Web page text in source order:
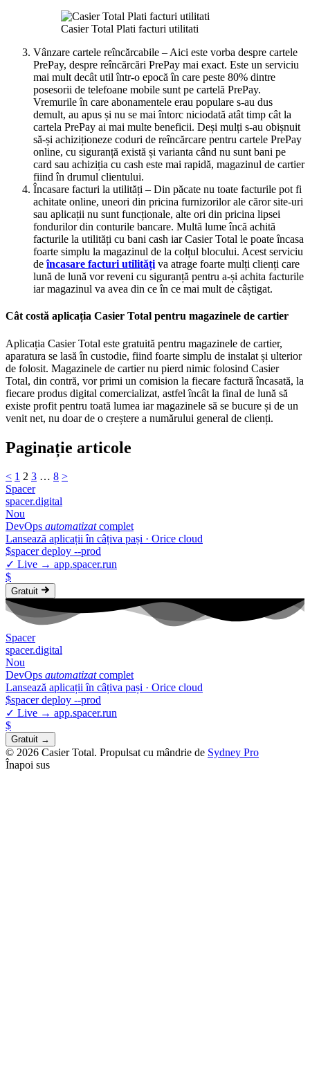
Casier Total Plati facturi utilitati
Vânzare cartele reîncărcabile – Aici este vorba despre cartele
PrePay, despre reîncărcări PrePay mai exact. Este un serviciu
mai mult decât util într-o epocă în care peste 80% dintre
posesorii de telefoane mobile sunt pe cartelă PrePay.
Vremurile în care abonamentele erau populare s-au dus
demult, au apus și nu se mai întorc niciodată atât timp cât la
cartela PrePay ai mai multe beneficii. Deși mulți s-au obișnuit
să-și achiziționeze coduri de reîncărcare pentru cartele PrePay
online, cu siguranță există și varianta când nu sunt bani pe
card sau achiziția cu cash este mai rapidă, magazinul de cartier
fiind în drumul clientului.
Încasare facturi la utilități – Din păcate nu toate facturile pot fi
achitate online, uneori din pricina furnizorilor ale căror site-uri
sau aplicații nu sunt funcționale, alte ori din pricina lipsei
fondurilor din conturile bancare. Multă lume încă achită
facturile la utilități cu bani cash iar Casier Total le poate încasa
foarte simplu la magazinul de la colțul blocului. Acest serviciu
deîncasare facturi utilități va atrage foarte mulți clienți care
lună de lună vor reveni cu siguranță pentru a-și achita facturile
iar magazinul va avea din ce în ce mai mult de câștigat.
Cât costă aplicația Casier Total pentru magazinele de cartier
Aplicația Casier Total este gratuită pentru magazinele de cartier,
aparatura se lasă în custodie, fiind foarte simplu de instalat și ulterior
de folosit. Magazinele de cartier nu pierd nimic folosind Casier
Total, din contră, vor primi un comision la fiecare factură încasată, la
fiecare produs digital comercializat, astfel încât la final de lună să
existe profit pentru toată lumea iar magazinele să se bucure și de un
venit net, nu doar de o creștere a numărului general de clienți.
Paginație articole
< 1 2 3 … 8 >
Spacer
spacer.digital
Nou
DevOps automatizatcomplet
Lansează aplicații în câțiva pași · Orice cloud
$spacerdeploy --prod
✓ Live → app.spacer.run
$
Gratuit
Spacer
spacer.digital
Nou
DevOps automatizatcomplet
Lansează aplicații în câțiva pași · Orice cloud
$spacerdeploy --prod
✓ Live → app.spacer.run
$
Gratuit →
© 2026 Casier Total. Propulsat cu mândrie de Sydney Pro
Înapoi sus